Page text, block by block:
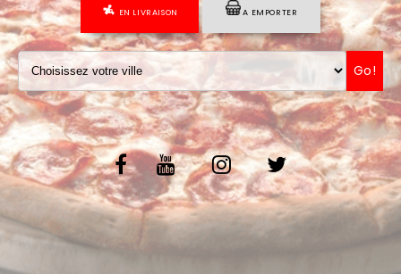
NOTRE RESTAURANT
VOS AVIS
MENTIONS LÉGALES
C.G.V
EN LIVRAISON A EMPORTER
Go!